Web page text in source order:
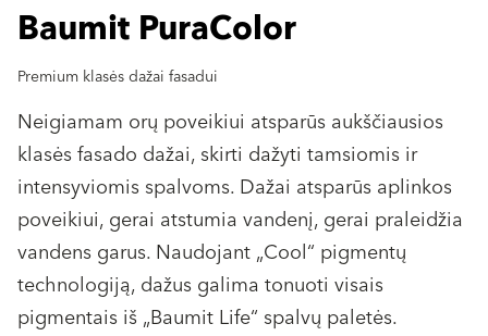
Baumit PuraColor
Premium klasės dažai fasadui
Neigiamam orų poveikiui atsparūs aukščiausios
klasės fasado dažai, skirti dažyti tamsiomis ir
intensyviomis spalvoms. Dažai atsparūs aplinkos
poveikiui, gerai atstumia vandenį, gerai praleidžia
vandens garus. Naudojant „Cool“ pigmentų
technologiją, dažus galima tonuoti visais
pigmentais iš „Baumit Life“ spalvų paletės.